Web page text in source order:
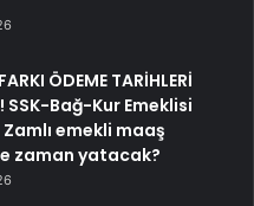
ÖDEME TARİHLERİ
SSK-Bağ-Kur Emeklisi
emekli maaş
zaman yatacak?